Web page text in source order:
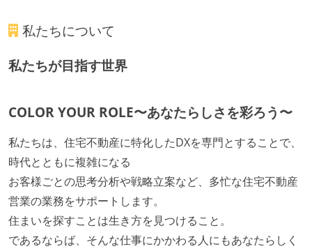
私たちについて
私たちが目指す世界
COLOR YOUR ROLE〜あなたらしさを彩ろう〜
私たちは、住宅不動産に特化したDXを専門とすることで、
時代とともに複雑になる
お客様ごとの思考分析や戦略立案など、多忙な住宅不動産
営業の業務をサポートします。
住まいを探すことは生き方を見つけること。
であるならば、そんな仕事にかかわる人にもあなたらしく